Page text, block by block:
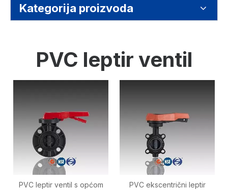
Kategorija proizvoda
PVC leptir ventil
PVC leptir ventil s općom
PVC ekscentrični leptir